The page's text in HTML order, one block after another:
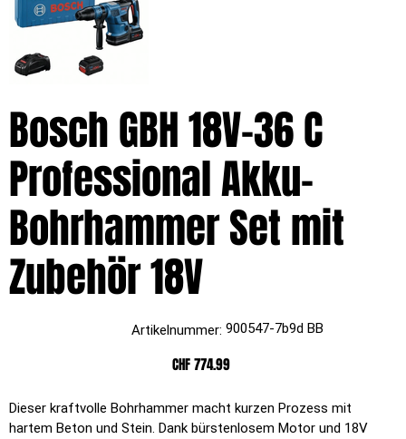
Bosch GBH 18V-36 C
Professional Akku-
Bohrhammer Set mit
Zubehör 18V
Artikelnummer: Artikelnummer:
900547-
900547-7b9d BB
Preis
CHF 774.99
Dieser kraftvolle Bohrhammer macht kurzen Prozess mit
hartem Beton und Stein. Dank bürstenlosem Motor und 18V